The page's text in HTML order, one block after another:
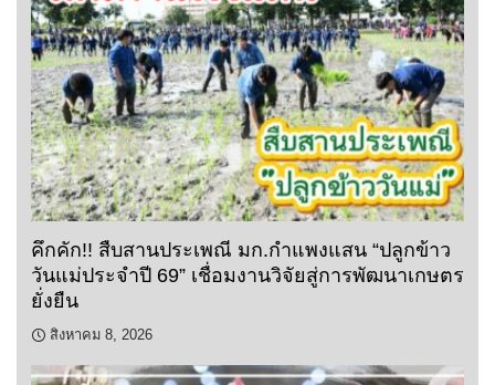
คึกคัก!! สืบสานประเพณี มก.กำแพงแสน “ปลูกข้าว
วันแม่ประจำปี 69” เชื่อมงานวิจัยสู่การพัฒนาเกษตร
ยั่งยืน
สิงหาคม 8, 2026